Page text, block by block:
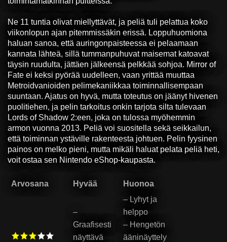
Ne 11 tuntia olivat miellyttävät, ja peliä tuli pelattua koko
viikonlopun ajan pitemmissäkin erissä. Loppuhuomiona
haluan sanoa, että auringonpaisteessa ei pelaamaan
kannata lähteä, sillä tummanpuhuvat maisemat katoavat
täysin ruudulta, jättäen jälkeensä pelkkää sohjoa. Mirror of
Fate ei keksi pyörää uudelleen, vaan yrittää muuttaa
Metroidvanioiden pelimekaniikkaa toiminnallisempaan
suuntaan. Ajatus on hyvä, mutta toteutus on jäänyt hivenen
puolitiehen, ja pelin tarkoitus onkin tarjota silta tulevaan
Lords of Shadow 2:een, joka on tulossa myöhemmin
armon vuonna 2013. Peliä voi suositella sekä seikkailun,
että toiminnan ystäville rakenteesta johtuen. Pelin fyysinen
painos on melko pieni, mutta mikäli haluat pelata peliä heti,
voit ostaa sen Nintendo eShop-kaupasta.
Arvosana Hyvää Huonoa
–
Graafisesti
näyttävä
– Lyhyt ja
helppo
– Hengetön
ääninäyttely